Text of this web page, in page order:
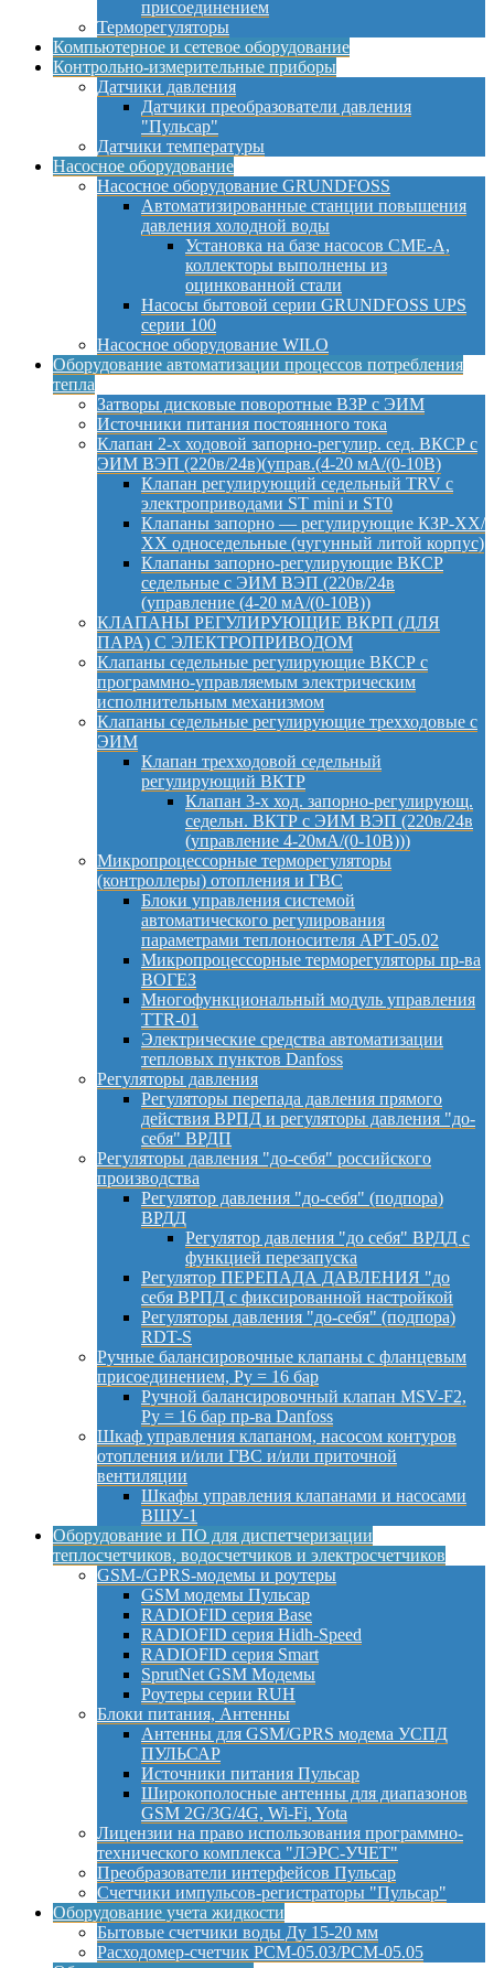
присоединением
Терморегуляторы
Компьютерное и сетевое оборудование
Контрольно-измерительные приборы
Датчики давления
Датчики преобразователи давления
"Пульсар"
Датчики температуры
Насосное оборудование
Насосное оборудование GRUNDFOSS
Автоматизированные станции повышения
давления холодной воды
Установка на базе насосов CME-A,
коллекторы выполнены из
оцинкованной стали
Насосы бытовой серии GRUNDFOSS UPS
серии 100
Насосное оборудование WILO
Оборудование автоматизации процессов потребления
тепла
Затворы дисковые поворотные ВЗР с ЭИМ
Источники питания постоянного тока
Клапан 2-х ходовой запорно-регулир. сед. ВКСР с
ЭИМ ВЭП (220в/24в)(управ.(4-20 мА/(0-10В)
Клапан регулирующий седельный TRV с
электроприводами ST mini и ST0
Клапаны запорно — регулирующие КЗР-ХХ/
ХХ односедельные (чугунный литой корпус)
Клапаны запорно-регулирующие ВКСР
седельные с ЭИМ ВЭП (220в/24в
(управление (4-20 мА/(0-10В))
КЛАПАНЫ РЕГУЛИРУЮЩИЕ ВКРП (ДЛЯ
ПАРА) С ЭЛЕКТРОПРИВОДОМ
Клапаны седельные регулирующие ВКСР с
программно-управляемым электрическим
исполнительным механизмом
Клапаны седельные регулирующие трехходовые с
ЭИМ
Клапан трехходовой седельный
регулирующий ВКТР
Клапан 3-х ход. запорно-регулирующ.
седельн. ВКТР с ЭИМ ВЭП (220в/24в
(управление 4-20мА/(0-10В)))
Микропроцессорные терморегуляторы
(контроллеры) отопления и ГВС
Блоки управления системой
автоматического регулирования
параметрами теплоносителя АРТ-05.02
Микропроцессорные терморегуляторы пр-ва
ВОГЕЗ
Многофункциональный модуль управления
TTR-01
Электрические средства автоматизации
тепловых пунктов Danfoss
Регуляторы давления
Регуляторы перепада давления прямого
действия ВРПД и регуляторы давления "до-
себя" ВРДП
Регуляторы давления "до-себя" российского
производства
Регулятор давления "до-себя" (подпора)
ВРДД
Регулятор давления "до себя" ВРДД с
функцией перезапуска
Регулятор ПЕРЕПАДА ДАВЛЕНИЯ "до
себя ВРПД с фиксированной настройкой
Регуляторы давления "до-себя" (подпора)
RDT-S
Ручные балансировочные клапаны с фланцевым
присоединением, Py = 16 бар
Ручной балансировочный клапан MSV-F2,
Py = 16 бар пр-ва Danfoss
Шкаф управления клапаном, насосом контуров
отопления и/или ГВС и/или приточной
вентиляции
Шкафы управления клапанами и насосами
ВШУ-1
Оборудование и ПО для диспетчеризации
теплосчетчиков, водосчетчиков и электросчетчиков
GSM-/GPRS-модемы и роутеры
GSM модемы Пульсар
RADIOFID серия Base
RADIOFID серия Hidh-Speed
RADIOFID серия Smart
SprutNet GSM Модемы
Роутеры серии RUH
Блоки питания, Антенны
Антенны для GSM/GPRS модема УСПД
ПУЛЬСАР
Источники питания Пульсар
Широкополосные антенны для диапазонов
GSM 2G/3G/4G, Wi-Fi, Yota
Лицензии на право использования программно-
технического комплекса "ЛЭРС-УЧЕТ"
Преобразователи интерфейсов Пульсар
Счетчики импульсов-регистраторы "Пульсар"
Оборудование учета жидкости
Бытовые счетчики воды Ду 15-20 мм
Расходомер-счетчик РСМ-05.03/РСМ-05.05